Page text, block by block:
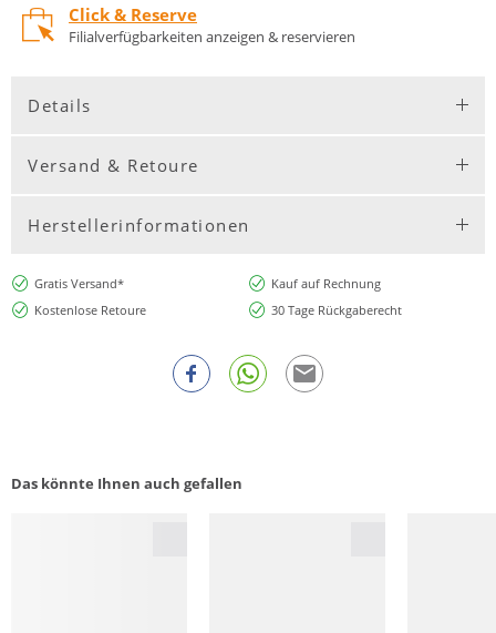
Click & Reserve
Filialverfügbarkeiten anzeigen & reservieren
Details
Versand & Retoure
Herstellerinformationen
Gratis Versand*
Kauf auf Rechnung
Kostenlose Retoure
30 Tage Rückgaberecht
Das könnte Ihnen auch gefallen